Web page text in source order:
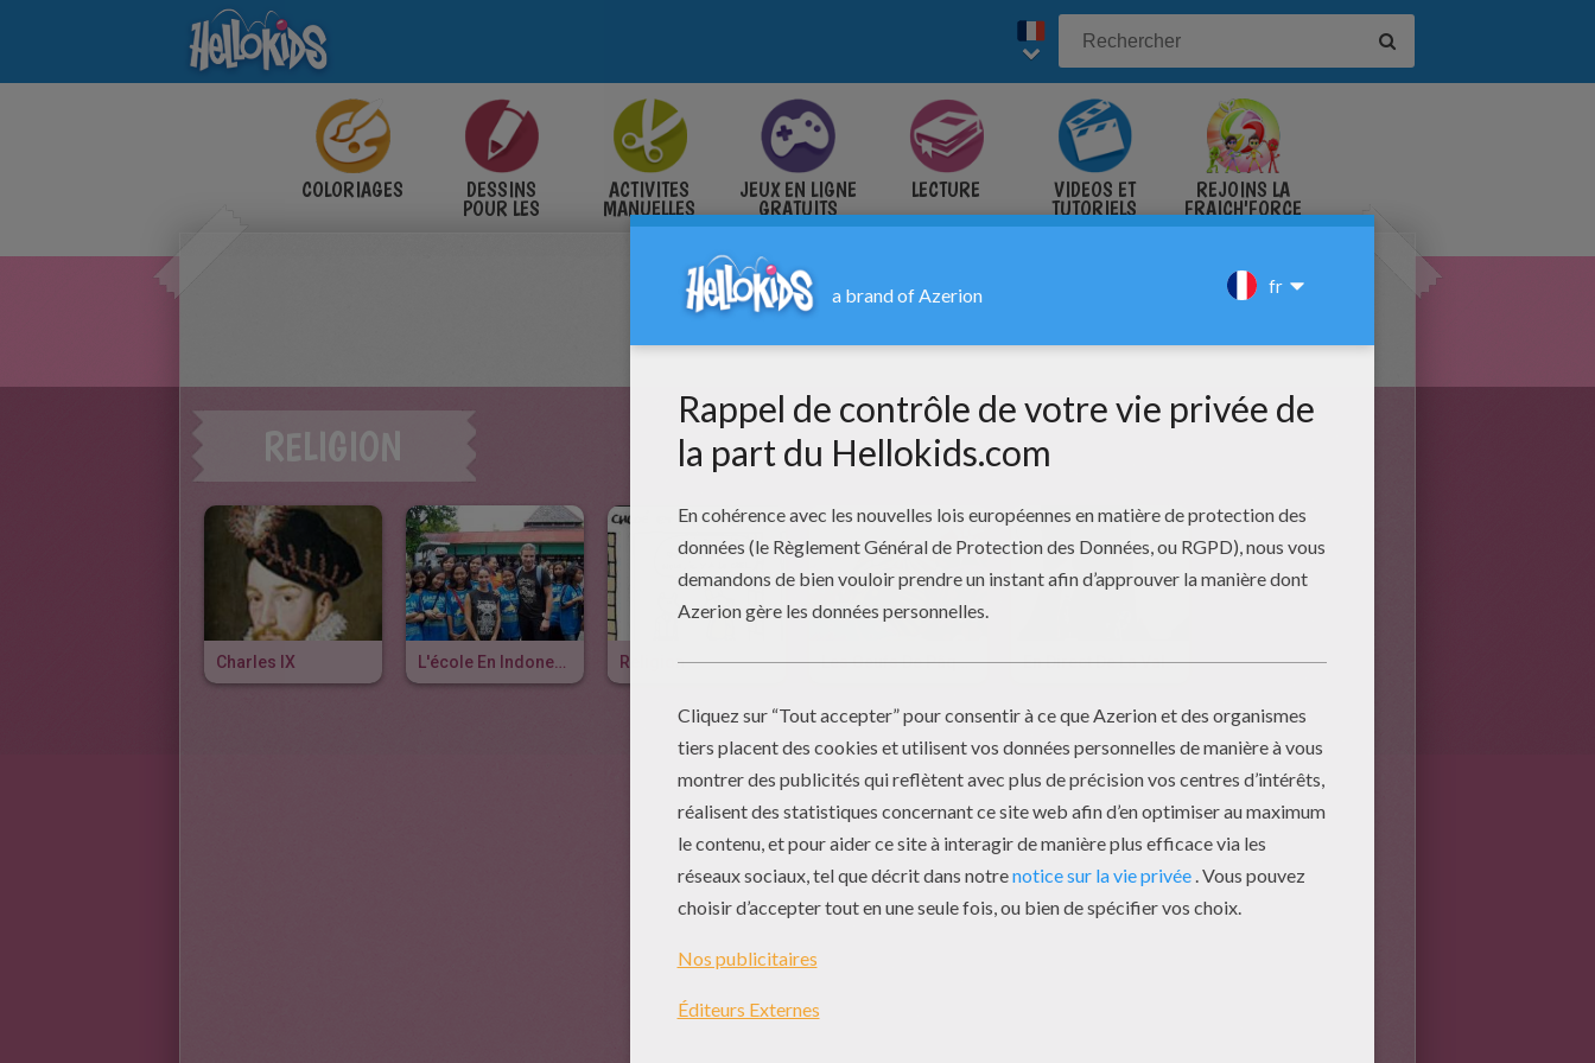
COLORIAGES DESSINS
POUR LES
ACTIVITES
MANUELLES
JEUX EN LIGNE
GRATUITS
LECTURE VIDÉOS ET
TUTORIELS
REJOINS LA
FRAICH'FORCE
RELIGION
Charles IX Religion Les Oeufs De Pâques En Direct De La Vallée Des Rois